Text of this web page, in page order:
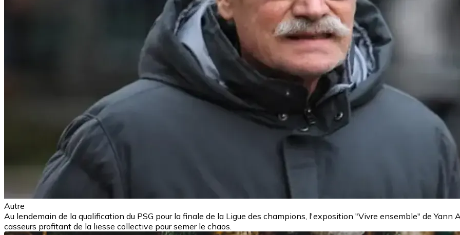
Autre
Au lendemain de la qualification du PSG pour la finale de la Ligue des champions, l'exposition "Vivre ensemble" de
casseurs profitant de la liesse collective pour semer le chaos.